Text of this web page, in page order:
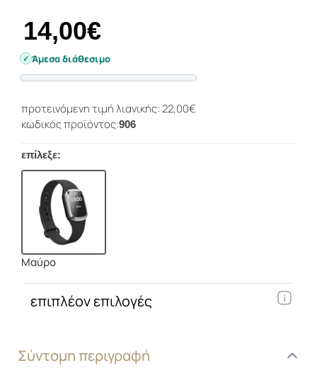
Σύντομη περιγραφή
14,00€
Άμεσα διάθεσιμο
προτεινόμενη τιμή λιανικής: 22,00€
κωδικός προϊόντος:906
επίλεξε:
Μαύρο
επιπλέον επιλογές